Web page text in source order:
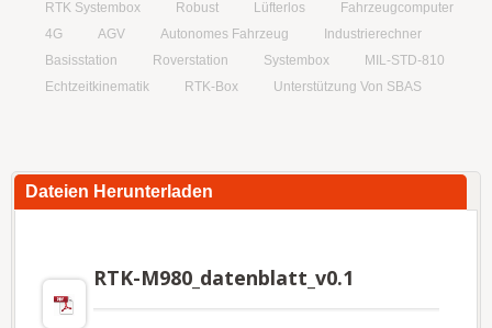
RTK Systembox
Robust Lüfterlos
Fahrzeugcomputer
4G
AGV Autonomes Fahrzeug
Industrierechner
Basisstation
Roverstation Systembox
MIL-STD-810
Echtzeitkinematik
RTK-Box Unterstützung Von SBAS
Dateien Herunterladen
RTK-M980_datenblatt_v0.1